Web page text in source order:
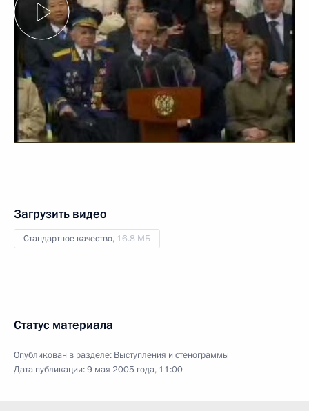
Загрузить видео
Стандартное качество, 16.8 МБ
Статус материала
Опубликован в разделе: Выступления и стенограммы
Дата публикации:9 мая 2005 года, 11:00